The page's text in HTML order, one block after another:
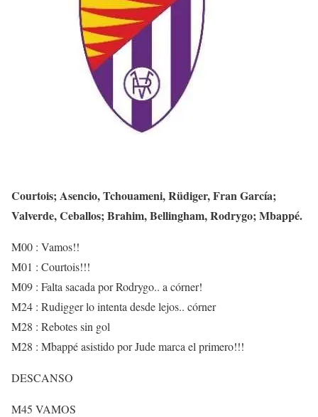
Courtois; Asencio, Tchouameni, Rüdiger, Fran García;
Valverde, Ceballos; Brahim, Bellingham, Rodrygo; Mbappé.
M00 : Vamos!!
M01 : Courtois!!!
M09 : Falta sacada por Rodrygo.. a córner!
M24 : Rudigger lo intenta desde lejos.. córner
M28 : Rebotes sin gol
M28 : Mbappé asistido por Jude marca el primero!!!
DESCANSO
M45 VAMOS